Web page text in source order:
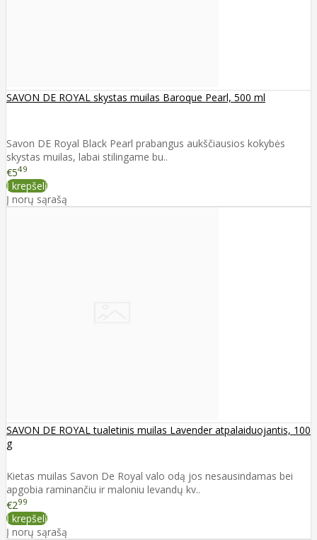
SAVON DE ROYAL skystas muilas Baroque Pearl, 500 ml
Savon DE Royal Black Pearl prabangus aukščiausios kokybės
skystas muilas, labai stilingame bu..
€549
Į krepšelį
Į norų sąrašą
SAVON DE ROYAL tualetinis muilas Lavender atpalaiduojantis, 100
g
Kietas muilas Savon De Royal valo odą jos nesausindamas bei
apgobia raminančiu ir maloniu levandų kv..
€299
Į krepšelį
Į norų sąrašą